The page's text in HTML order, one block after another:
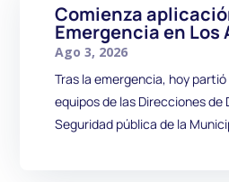
Comienza
Emergencia en Los
Ago 3, 2026
Tras la emergencia, hoy
equipos de las Direcciones de
Seguridad pública de la